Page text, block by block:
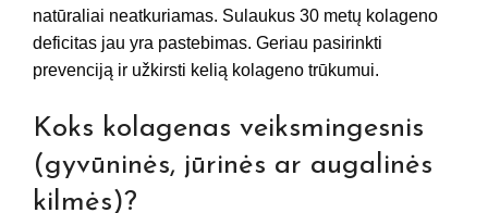
natūraliai neatkuriamas. Sulaukus 30 metų kolageno
deficitas jau yra pastebimas. Geriau pasirinkti
prevenciją ir užkirsti kelią kolageno trūkumui.
Koks kolagenas veiksmingesnis
(gyvūninės, jūrinės ar augalinės
kilmės)?